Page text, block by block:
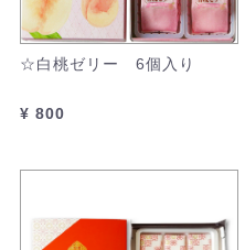
☆白桃ゼリー 6個入り
¥ 800